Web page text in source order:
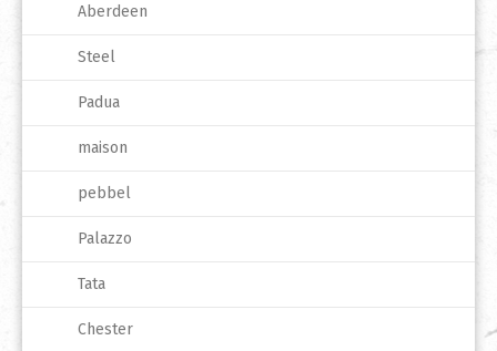
Aberdeen
Steel
Padua
maison
pebbel
Palazzo
Tata
Chester